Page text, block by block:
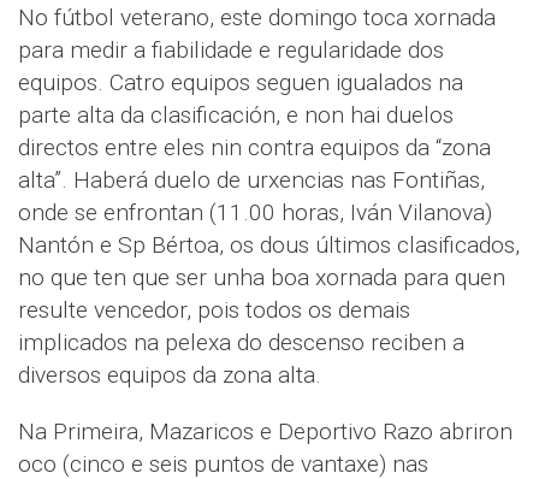
No fútbol veterano, este domingo toca xornada
para medir a fiabilidade e regularidade dos
equipos. Catro equipos seguen igualados na
parte alta da clasificación, e non hai duelos
directos entre eles nin contra equipos da “zona
alta”. Haberá duelo de urxencias nas Fontiñas,
onde se enfrontan (11.00 horas, Iván Vilanova)
Nantón e Sp Bértoa, os dous últimos clasificados,
no que ten que ser unha boa xornada para quen
resulte vencedor, pois todos os demais
implicados na pelexa do descenso reciben a
diversos equipos da zona alta.
Na Primeira, Mazaricos e Deportivo Razo abriron
oco (cinco e seis puntos de vantaxe) nas